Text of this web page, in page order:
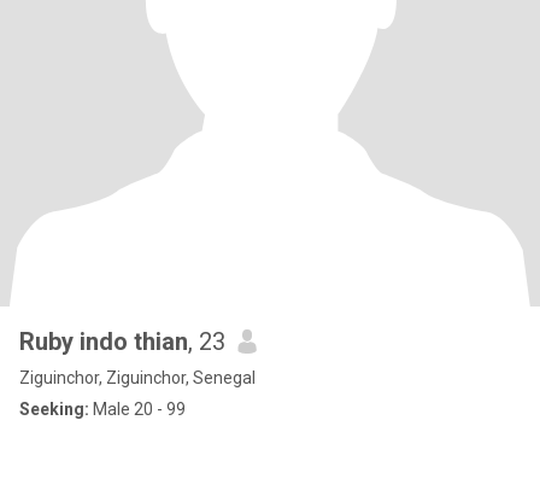
Ruby indo thian, 23
Ziguinchor, Ziguinchor, Senegal
Seeking: Male 20 - 99